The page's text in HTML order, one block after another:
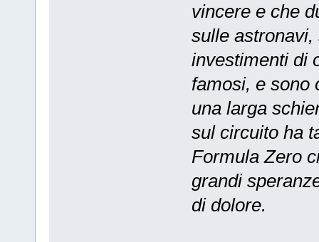
vincere e che
sulle
investimenti di
famosi, e sono
una larga
sul circuito ha
Formula Zero
grandi
di dolore.